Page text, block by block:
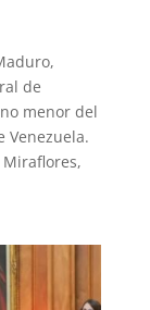
de
menor del
Venezuela.
Miraflores,